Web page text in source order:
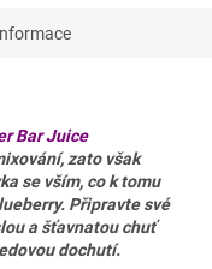
Bar Juice
zato však
se vším, co k tomu
Připravte své
a šťavnatou chuť
dochutí.